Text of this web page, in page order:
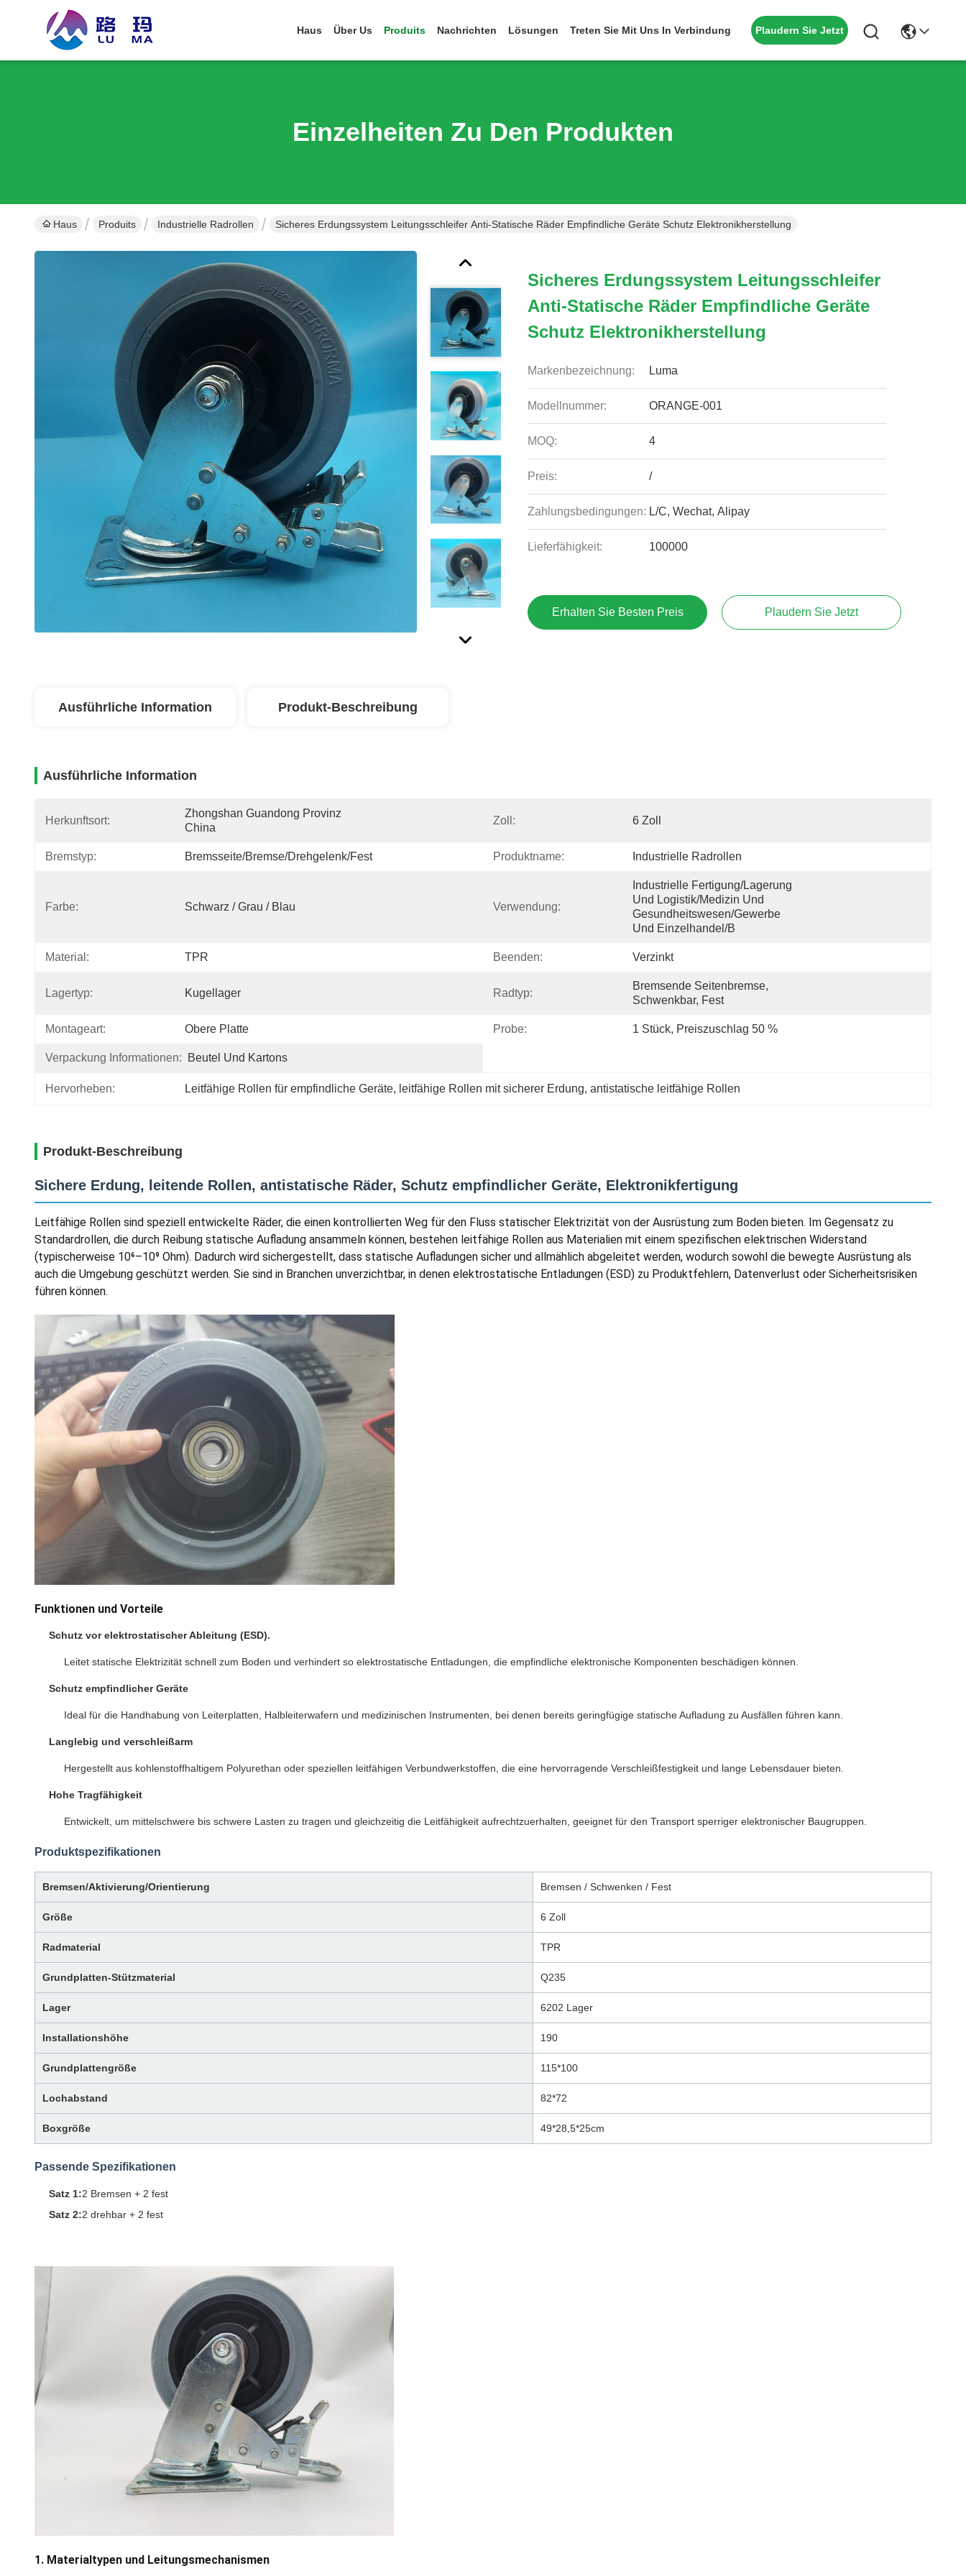
Haus Über Us Produits Nachrichten Lösungen Treten Sie Mit Uns In Verbindung Plaudern Sie Jetzt
Einzelheiten Zu Den Produkten
Haus Produits Industrielle Radrollen Sicheres Erdungssystem Leitungsschleifer Anti-Statische Räder Empfindliche Geräte Schutz Elektronikherstellung
Sicheres Erdungssystem Leitungsschleifer
Anti-Statische Räder Empfindliche Geräte
Schutz Elektronikherstellung
Markenbezeichnung: Luma
Modellnummer: ORANGE-001
MOQ: 4
Preis: /
Zahlungsbedingungen: L/C, Wechat, Alipay
Lieferfähigkeit: 100000
Erhalten Sie Besten Preis Plaudern Sie Jetzt
Ausführliche Information Produkt-Beschreibung
Ausführliche Information
Herkunftsort:
Zhongshan Guandong Provinz
China
Zoll: 6 Zoll
Bremstyp: Bremsseite/Bremse/Drehgelenk/Fest Produktname: Industrielle Radrollen
Farbe: Schwarz / Grau / Blau Verwendung:
Industrielle Fertigung/Lagerung
Und Logistik/Medizin Und
Gesundheitswesen/Gewerbe
Und Einzelhandel/B
Material: TPR Beenden: Verzinkt
Lagertyp: Kugellager Radtyp:
Bremsende Seitenbremse,
Schwenkbar, Fest
Montageart: Obere Platte Probe: 1 Stück, Preiszuschlag 50 %
Verpackung Informationen: Beutel Und Kartons
Hervorheben: Leitfähige Rollen für empfindliche Geräte, leitfähige Rollen mit sicherer Erdung, antistatische leitfähige Rollen
Produkt-Beschreibung
Sichere Erdung, leitende Rollen, antistatische Räder, Schutz empfindlicher Geräte, Elektronikfertigung
Leitfähige Rollen sind speziell entwickelte Räder, die einen kontrollierten Weg für den Fluss statischer Elektrizität von der Ausrüstung zum Boden bieten. Im Gegensatz zu
Standardrollen, die durch Reibung statische Aufladung ansammeln können, bestehen leitfähige Rollen aus Materialien mit einem spezifischen elektrischen Widerstand
(typischerweise 10⁶–10⁹ Ohm). Dadurch wird sichergestellt, dass statische Aufladungen sicher und allmählich abgeleitet werden, wodurch sowohl die bewegte Ausrüstung als
auch die Umgebung geschützt werden. Sie sind in Branchen unverzichtbar, in denen elektrostatische Entladungen (ESD) zu Produktfehlern, Datenverlust oder Sicherheitsrisiken
führen können.
Funktionen und Vorteile
Schutz vor elektrostatischer Ableitung (ESD).
Leitet statische Elektrizität schnell zum Boden und verhindert so elektrostatische Entladungen, die empfindliche elektronische Komponenten beschädigen können.
Schutz empfindlicher Geräte
Ideal für die Handhabung von Leiterplatten, Halbleiterwafern und medizinischen Instrumenten, bei denen bereits geringfügige statische Aufladung zu Ausfällen führen kann.
Langlebig und verschleißarm
Hergestellt aus kohlenstoffhaltigem Polyurethan oder speziellen leitfähigen Verbundwerkstoffen, die eine hervorragende Verschleißfestigkeit und lange Lebensdauer bieten.
Hohe Tragfähigkeit
Entwickelt, um mittelschwere bis schwere Lasten zu tragen und gleichzeitig die Leitfähigkeit aufrechtzuerhalten, geeignet für den Transport sperriger elektronischer Baugruppen.
Produktspezifikationen
Bremsen/Aktivierung/Orientierung Bremsen / Schwenken / Fest
Größe 6 Zoll
Radmaterial TPR
Grundplatten-Stützmaterial Q235
Lager 6202 Lager
Installationshöhe 190
Grundplattengröße 115*100
Lochabstand 82*72
Boxgröße 49*28,5*25cm
Passende Spezifikationen
Satz 1:2 Bremsen + 2 fest
Satz 2:2 drehbar + 2 fest
1. Materialtypen und Leitungsmechanismen